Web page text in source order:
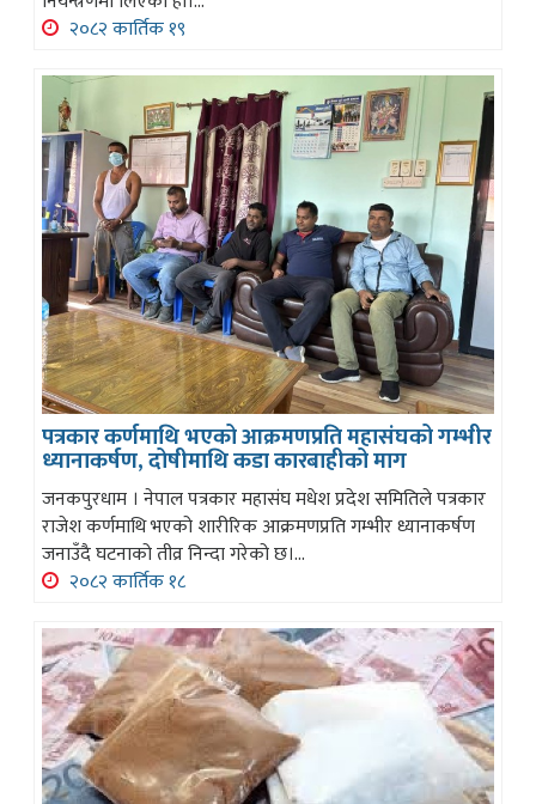
२०८२ कार्तिक १९
पत्रकार कर्णमाथि भएको आक्रमणप्रति महासंघको गम्भीर
ध्यानाकर्षण, दोषीमाथि कडा कारबाहीको माग
जनकपुरधाम । नेपाल पत्रकार महासंघ मधेश प्रदेश समितिले पत्रकार
राजेश कर्णमाथि भएको शारीरिक आक्रमणप्रति गम्भीर ध्यानाकर्षण
जनाउँदै घटनाको तीव्र निन्दा गरेको छ।...
२०८२ कार्तिक १८